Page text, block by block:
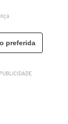
preferida